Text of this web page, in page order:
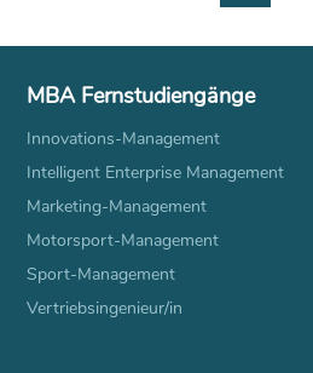
MBA Fernstudiengänge
Innovations-Management
Intelligent Enterprise Management
Marketing-Management
Motorsport-Management
Sport-Management
Vertriebsingenieur/in